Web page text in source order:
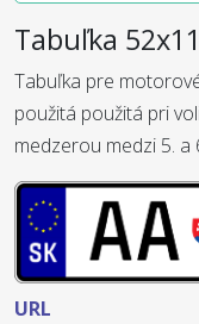
Tabuľka
Tabuľka pre
použitá použitá pri
medzerou medzi 5. a
URL